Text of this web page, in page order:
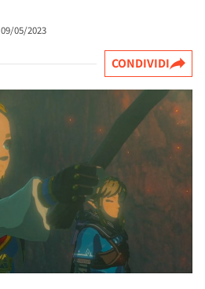
09/05/2023
CONDIVIDI